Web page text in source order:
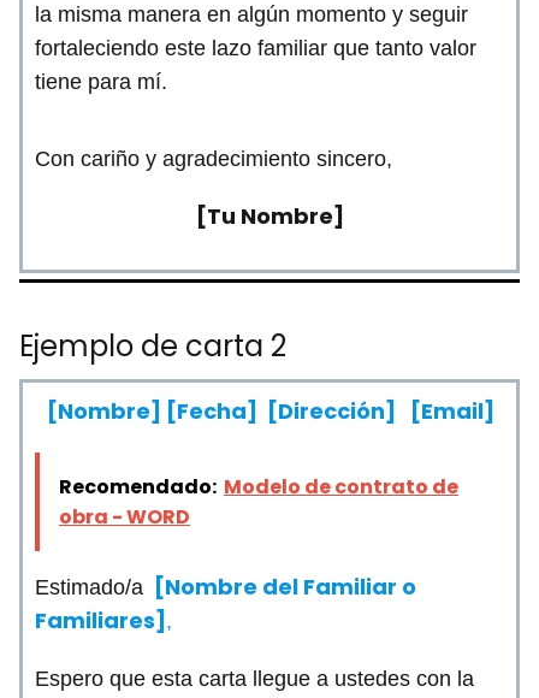
la misma manera en algún momento y seguir
fortaleciendo este lazo familiar que tanto valor
tiene para mí.
Con cariño y agradecimiento sincero,
[Tu Nombre]
Ejemplo de carta 2
[Nombre] [Fecha] [Dirección] [Email]
Recomendado: Modelo de contrato de
obra - WORD
Estimado/a
[Nombre del Familiar o
Familiares] ,
Espero que esta carta llegue a ustedes con la